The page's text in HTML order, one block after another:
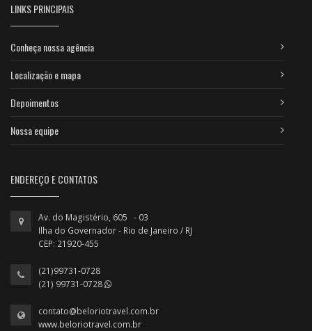
LINKS PRINCIPAIS
Conheça nossa agência
Localização e mapa
Depoimentos
Nossa equipe
ENDEREÇO E CONTATOS
Av. do Magistério, 605 - 03
Ilha do Governador - Rio de Janeiro / RJ
CEP: 21920-455
(21)99731-0728
(21) 99731-0728
contato@beloriotravel.com.br
www.beloriotravel.com.br